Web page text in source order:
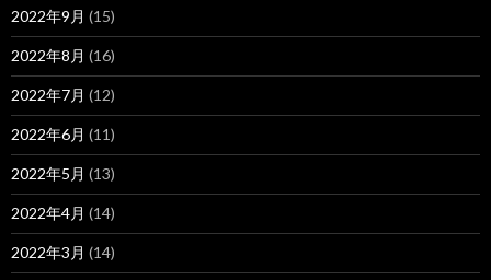
2022年9月 (15)
2022年8月 (16)
2022年7月 (12)
2022年6月 (11)
2022年5月 (13)
2022年4月 (14)
2022年3月 (14)